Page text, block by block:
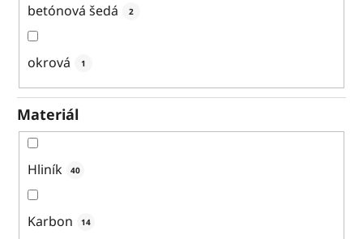
betónová šedá 2
okrová 1
Materiál
Hliník 40
Karbon 14